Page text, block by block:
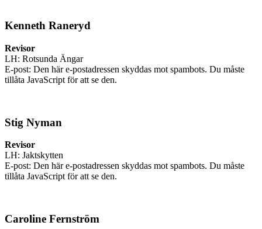
Kenneth Raneryd
Revisor
LH: Rotsunda Ängar
E-post: Den här e-postadressen skyddas mot spambots. Du måste
tillåta JavaScript för att se den.
Stig Nyman
Revisor
LH: Jaktskytten
E-post: Den här e-postadressen skyddas mot spambots. Du måste
tillåta JavaScript för att se den.
Caroline Fernström